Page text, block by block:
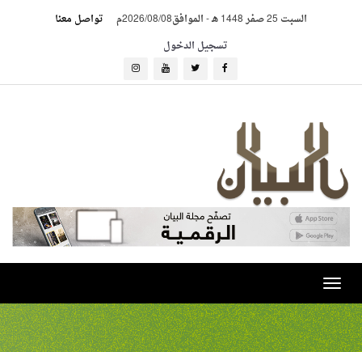
السبت 25 صفر 1448 هـ -الموافق2026/08/08م
تواصل معنا
تسجيل الدخول
Toggle
navigation